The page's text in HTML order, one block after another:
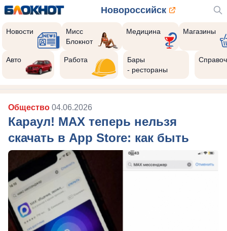
Новороссийск
Новости
Мисс
Блокнот
Медицина Магазины
Авто Работа
Бары
- рестораны
Общество 04.06.2026
Караул! MAX теперь нельзя
скачать в App Store: как быть